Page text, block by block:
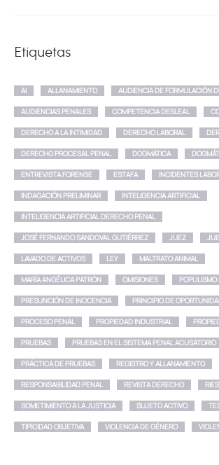
Etiquetas
AI ALLANAMIENTO AUDIENCIA DE FORMULACIÓN
AUDIENCIAS PENALES COMPETENCIA DESLEAL
DERECHO A LA INTIMIDAD DERECHO LABORAL
DERECHO PROCESAL PENAL DOGMÁTICA
ENTREVISTA FORENSE ESTAFA INCIDENTES
INDAGACIÓN PRELIMINAR INTELIGENCIA ARTIFICIAL
INTELIGENCIA ARTIFICIAL DERECHO PENAL
JOSÉ FERNANDO SANDOVAL GUTIÉRREZ JUEZ
LAVADO DE ACTIVOS LEY MALTRATO ANIMAL
MARÍA ANGÉLICA PATRÓN OMISIONES
PRESUNCIÓN DE INOCENCIA PRINCIPIO DE
PROCESO PENAL PROPIEDAD INDUSTRIAL
PRUEBAS PRUEBAS EN EL SISTEMA PENAL ACUSATORIO
PRÁCTICA DE PRUEBAS REGISTRO Y ALLANAMIENTO
RESPONSABILIDAD PENAL REVISTA DERECHO
SOMETIMIENTO A LA JUSTICIA SUJETO ACTIVO
TIPICIDAD OBJETIVA VIOLENCIA DE GÉNERO